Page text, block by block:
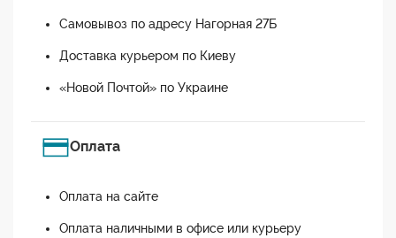
Самовывоз по адресу Нагорная 27Б
Доставка курьером по Киеву
«Новой Почтой» по Украине
Оплата
Оплата на сайте
Оплата наличными в офисе или курьеру